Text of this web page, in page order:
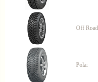
Off
Polar